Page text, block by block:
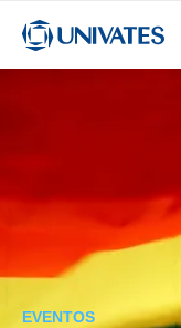
EVENTOS